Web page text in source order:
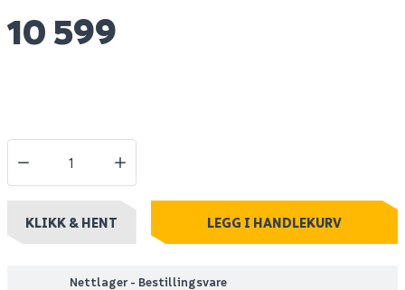
10 599
KLIKK & HENT LEGG I HANDLEKURV
Nettlager - Bestillingsvare